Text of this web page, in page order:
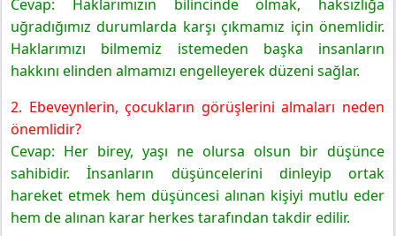
Cevap: Haklarımızın bilincinde olmak, haksızlığa
uğradığımız durumlarda karşı çıkmamız için önemlidir.
Haklarımızı bilmemiz istemeden başka insanların
hakkını elinden almamızı engelleyerek düzeni sağlar.
2. Ebeveynlerin, çocukların görüşlerini almaları neden
önemlidir?
Cevap: Her birey, yaşı ne olursa olsun bir düşünce
sahibidir. İnsanların düşüncelerini dinleyip ortak
hareket etmek hem düşüncesi alınan kişiyi mutlu eder
hem de alınan karar herkes tarafından takdir edilir.